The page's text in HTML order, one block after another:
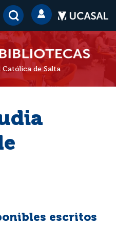
Católica de Salta
escritos